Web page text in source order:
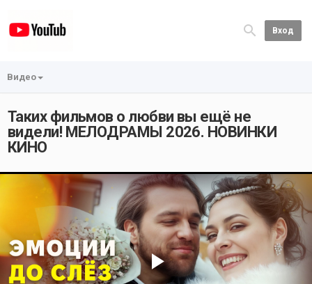
Вход
Видео
Таких фильмов о любви вы ещё не
видели! МЕЛОДРАМЫ 2026. НОВИНКИ
КИНО